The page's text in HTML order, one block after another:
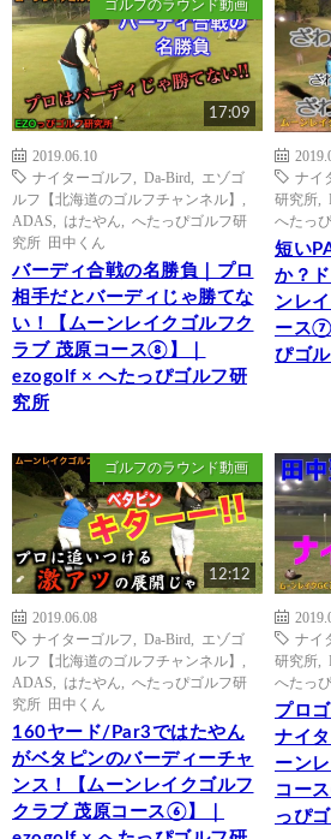
ゴルフのラウンド動画
17:09
2019.06.10
ナイターゴルフ
Da-Bird
エゾゴ
ルフ【北海道のゴルフチャンネル】
ADAS
はたやん
へたっぴゴルフ研
究所 田中くん
バーディ合戦の名勝負｜プロ
相手だとバーディじゃ勝てな
い！【ムーンレイクゴルフク
ラブ 茂原コース⑧】｜
ezogolf × へたっぴゴルフ研
究所
ナイ
研究所
へたっ
短い
か？
ンレ
ース⑦
ぴゴ
ゴルフのラウンド動画
12:12
2019.06.08
ナイターゴルフ
Da-Bird
エゾゴ
ルフ【北海道のゴルフチャンネル】
ADAS
はたやん
へたっぴゴルフ研
究所 田中くん
160ヤード/Par3ではたやん
がベタピンのバーディーチャ
ンス！【ムーンレイクゴルフ
クラブ 茂原コース⑥】｜
ナイ
研究所
へたっ
プロ
ナイ
ーン
コー
っぴ